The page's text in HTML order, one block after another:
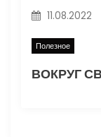
11.08.2022
Полезное